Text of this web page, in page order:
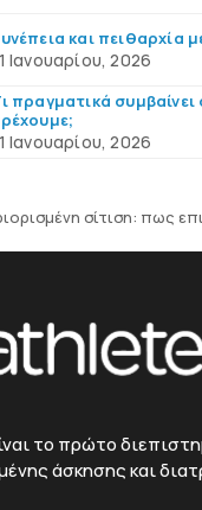
και πειθαρχία
Ιανουαρίου, 2026
πραγματικά
Ιανουαρίου, 2026
σίτιση: πως
το πρώτο
άσκησης και